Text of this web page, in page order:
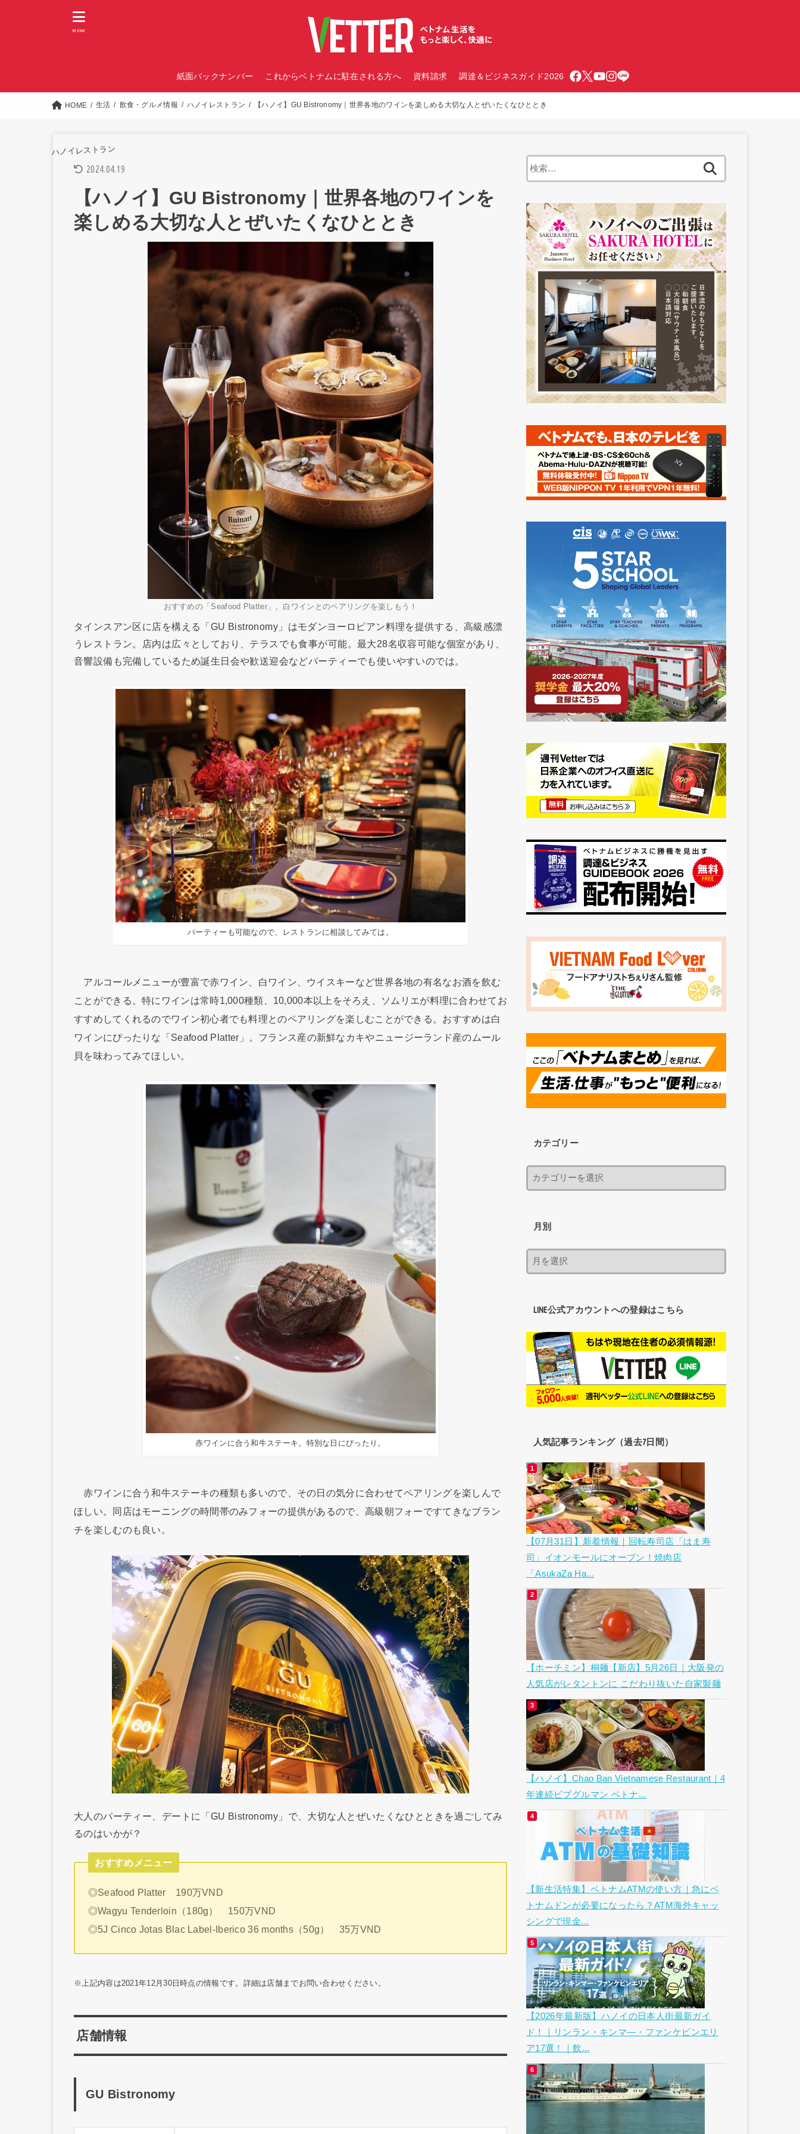
紙面バックナンバー これからベトナムに駐在される方へ 資料請求 調達＆ビジネスガイド2026
MENU
HOME 生活 飲食・グルメ情報 ハノイレストラン 【ハノイ】GU Bistronomy｜世界各地のワインを楽しめる大切な人とぜいたくなひととき
ハノイレストラン
2024.04.19
【ハノイ】GU Bistronomy｜世界各地のワインを
楽しめる大切な人とぜいたくなひととき
おすすめの「Seafood Platter」。白ワインとのペアリングを楽しもう！
タインスアン区に店を構える「GU Bistronomy」はモダンヨーロピアン料理を提供する、高級感漂
うレストラン。店内は広々としており、テラスでも食事が可能。最大28名収容可能な個室があり、
音響設備も完備しているため誕生日会や歓送迎会などパーティーでも使いやすいのでは。
パーティーも可能なので、レストランに相談してみては。
アルコールメニューが豊富で赤ワイン、白ワイン、ウイスキーなど世界各地の有名なお酒を飲む
ことができる。特にワインは常時1,000種類、10,000本以上をそろえ、ソムリエが料理に合わせてお
すすめしてくれるのでワイン初心者でも料理とのペアリングを楽しむことができる。おすすめは白
ワインにぴったりな「Seafood Platter」。フランス産の新鮮なカキやニュージーランド産のムール
貝を味わってみてほしい。
赤ワインに合う和牛ステーキ。特別な日にぴったり。
赤ワインに合う和牛ステーキの種類も多いので、その日の気分に合わせてペアリングを楽しんで
ほしい。同店はモーニングの時間帯のみフォーの提供があるので、高級朝フォーですてきなブラン
チを楽しむのも良い。
大人のパーティー、デートに「GU Bistronomy」で、大切な人とぜいたくなひとときを過ごしてみ
るのはいかが？
おすすめメニュー
◎Seafood Platter 190万VND
◎Wagyu Tenderloin（180g） 150万VND
◎5J Cinco Jotas Blac Label-Iberico 36 months（50g） 35万VND
※上記内容は2021年12月30日時点の情報です。詳細は店舗までお問い合わせください。
店舗情報
GU Bistronomy
カテゴリー
月別
LINE公式アカウントへの登録はこちら
人気記事ランキング（過去7日間）
【07月31日】新着情報｜回転寿司店「はま寿
司」イオンモールにオープン！焼肉店
「AsukaZa Ha...
【ホーチミン】桐麺【新店】5月26日｜大阪発の
人気店がレタントンに こだわり抜いた自家製麺
【ハノイ】Chao Ban Vietnamese Restaurant｜4
年連続ビブグルマン ベトナ...
【新生活特集】ベトナムATMの使い方｜急にベ
トナムドンが必要になったら？ATM海外キャッ
シングで現金...
【2026年最新版】ハノイの日本人街最新ガイ
ド！｜リンラン・キンマ―・ファンケビンエリ
ア17選！｜飲...